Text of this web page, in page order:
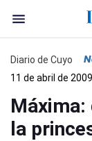
Diario de Cuyo
11 de abril de
la